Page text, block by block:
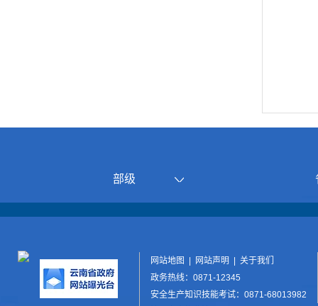
部级
网站地图 网站声明
关于我们
政务热线：0871-12345
安全生产知识技能考试：0871-68013982